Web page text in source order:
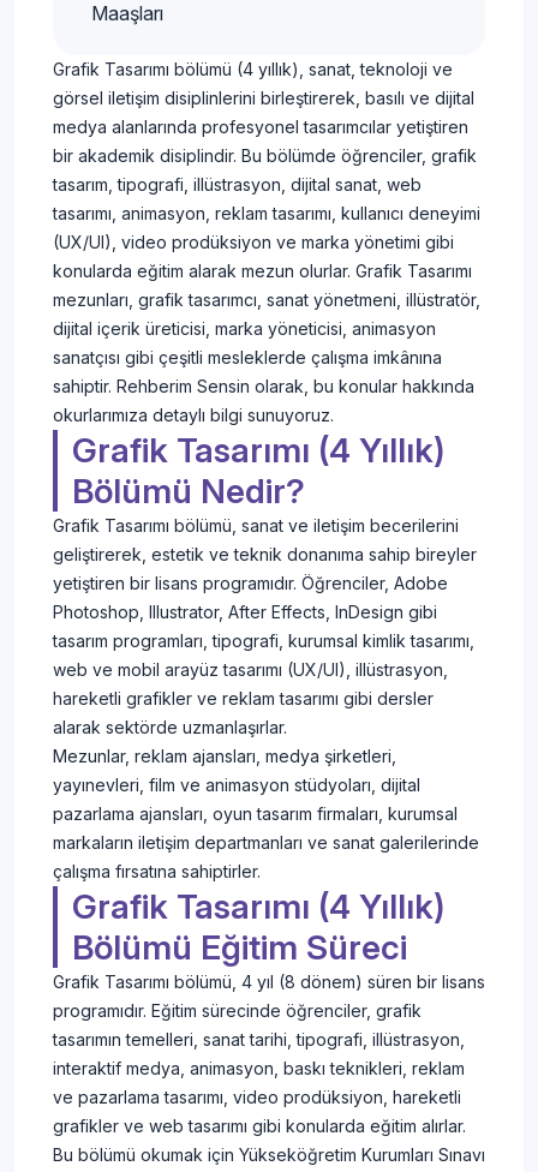
Maaşları
Grafik Tasarımı bölümü (4 yıllık), sanat, teknoloji ve
görsel iletişim disiplinlerini birleştirerek, basılı ve dijital
medya alanlarında profesyonel tasarımcılar yetiştiren
bir akademik disiplindir. Bu bölümde öğrenciler, grafik
tasarım, tipografi, illüstrasyon, dijital sanat, web
tasarımı, animasyon, reklam tasarımı, kullanıcı deneyimi
(UX/UI), video prodüksiyon ve marka yönetimi gibi
konularda eğitim alarak mezun olurlar. Grafik Tasarımı
mezunları, grafik tasarımcı, sanat yönetmeni, illüstratör,
dijital içerik üreticisi, marka yöneticisi, animasyon
sanatçısı gibi çeşitli mesleklerde çalışma imkânına
sahiptir. Rehberim Sensin olarak, bu konular hakkında
okurlarımıza detaylı bilgi sunuyoruz.
Grafik Tasarımı (4 Yıllık)
Bölümü Nedir?
Grafik Tasarımı bölümü, sanat ve iletişim becerilerini
geliştirerek, estetik ve teknik donanıma sahip bireyler
yetiştiren bir lisans programıdır. Öğrenciler, Adobe
Photoshop, Illustrator, After Effects, InDesign gibi
tasarım programları, tipografi, kurumsal kimlik tasarımı,
web ve mobil arayüz tasarımı (UX/UI), illüstrasyon,
hareketli grafikler ve reklam tasarımı gibi dersler
alarak sektörde uzmanlaşırlar.
Mezunlar, reklam ajansları, medya şirketleri,
yayınevleri, film ve animasyon stüdyoları, dijital
pazarlama ajansları, oyun tasarım firmaları, kurumsal
markaların iletişim departmanları ve sanat galerilerinde
çalışma fırsatına sahiptirler.
Grafik Tasarımı (4 Yıllık)
Bölümü Eğitim Süreci
Grafik Tasarımı bölümü, 4 yıl (8 dönem) süren bir lisans
programıdır. Eğitim sürecinde öğrenciler, grafik
tasarımın temelleri, sanat tarihi, tipografi, illüstrasyon,
interaktif medya, animasyon, baskı teknikleri, reklam
ve pazarlama tasarımı, video prodüksiyon, hareketli
grafikler ve web tasarımı gibi konularda eğitim alırlar.
Bu bölümü okumak için Yükseköğretim Kurumları Sınavı